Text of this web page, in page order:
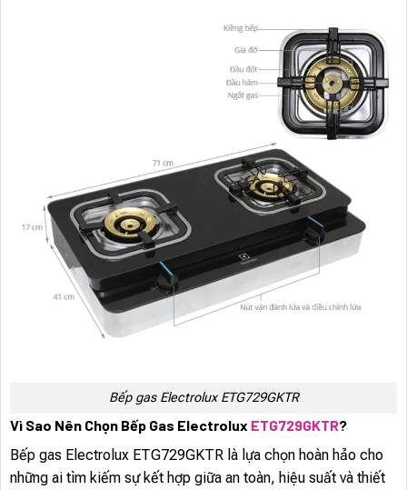
Bếp gas Electrolux ETG729GKTR
Vì Sao Nên Chọn Bếp Gas Electrolux ETG729GKTR?
Bếp gas Electrolux ETG729GKTR là lựa chọn hoàn hảo cho
những ai tìm kiếm sự kết hợp giữa an toàn, hiệu suất và thiết